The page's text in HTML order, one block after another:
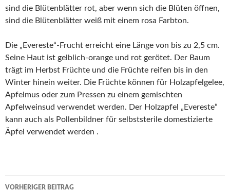
sind die Blütenblätter rot, aber wenn sich die Blüten öffnen,
sind die Blütenblätter weiß mit einem rosa Farbton.
Die „Evereste“-Frucht erreicht eine Länge von bis zu 2,5 cm.
Seine Haut ist gelblich-orange und rot gerötet. Der Baum
trägt im Herbst Früchte und die Früchte reifen bis in den
Winter hinein weiter. Die Früchte können für Holzapfelgelee,
Apfelmus oder zum Pressen zu einem gemischten
Apfelweinsud verwendet werden. Der Holzapfel „Evereste“
kann auch als Pollenbildner für selbststerile domestizierte
Äpfel verwendet werden .
Beitrags-
VORHERIGER BEITRAG